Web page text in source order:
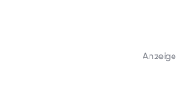
Anzeige